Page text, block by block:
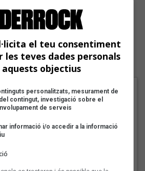
Hugo Mas presenta un nou
l'obra poètica del seu convilatà
punxa
es viu
el teu consentiment
teves dades personals
aquests objectius
personalitzats, mesurament de
contingut, investigació sobre el
de serveis
informació i/o accedir a la informació